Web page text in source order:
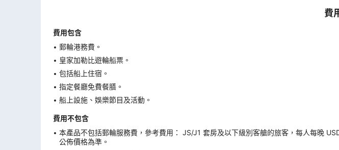
費
費用包含
郵輪港務費。
皇家加勒比遊輪船票。
包括船上住宿。
指定餐廳免費餐膳。
船上設施、娛樂節目及活動。
費用不包含
本產品不包括郵輪服務費，參考費用： JS/J1 套房及以下級別客艙的旅客，每人每晚
公佈價格為準。